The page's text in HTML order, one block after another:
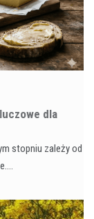
dla
stopniu zależy od